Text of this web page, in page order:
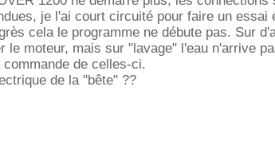
je l'ai court circuité pour faire un essai
cela le programme ne débute pas. Sur
le moteur, mais sur "lavage" l'eau n'arrive
de celles-ci.
de la "bête" ??